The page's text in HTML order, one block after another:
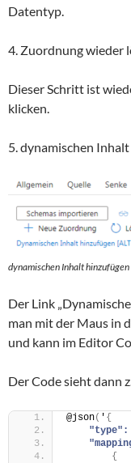
Datentyp.
4. Zuordnung wieder
Dieser Schritt ist
klicken.
5. dynamischen
dynamischen Inhalt hinzufügen
Der Link
man mit der Maus in
und kann im Editor
Der Code sieht dann
@json( ' {
"type":
{